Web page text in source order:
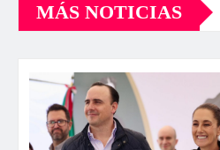
MÁS NOTICIAS